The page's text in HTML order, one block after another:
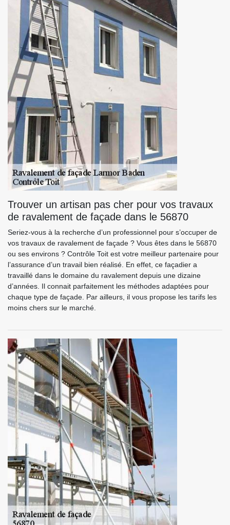
Trouver un artisan pas cher pour vos travaux
de ravalement de façade dans le 56870
Seriez-vous à la recherche d’un professionnel pour s’occuper de
vos travaux de ravalement de façade ? Vous êtes dans le 56870
ou ses environs ? Contrôle Toit est votre meilleur partenaire pour
l’assurance d’un travail bien réalisé. En effet, ce façadier a
travaillé dans le domaine du ravalement depuis une dizaine
d’années. Il connait parfaitement les méthodes adaptées pour
chaque type de façade. Par ailleurs, il vous propose les tarifs les
moins chers sur le marché.